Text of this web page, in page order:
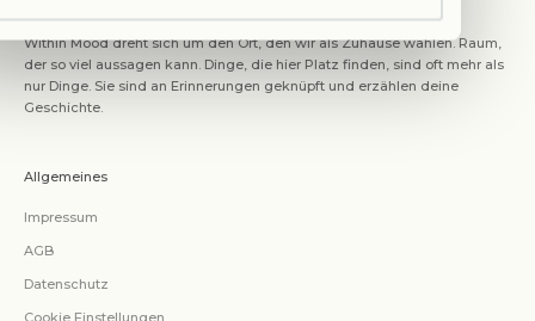
Within Mood dreht sich um den Ort, den wir als Zuhause wählen. Raum,
der so viel aussagen kann. Dinge, die hier Platz finden, sind oft mehr als
nur Dinge. Sie sind an Erinnerungen geknüpft und erzählen deine
Geschichte.
Allgemeines
Impressum
AGB
Datenschutz
Cookie Einstellungen